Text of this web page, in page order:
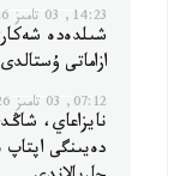
14:23, 03 تامىز 2026
ازاماتى ۇستالدى
07:12, 03 تامىز 2026